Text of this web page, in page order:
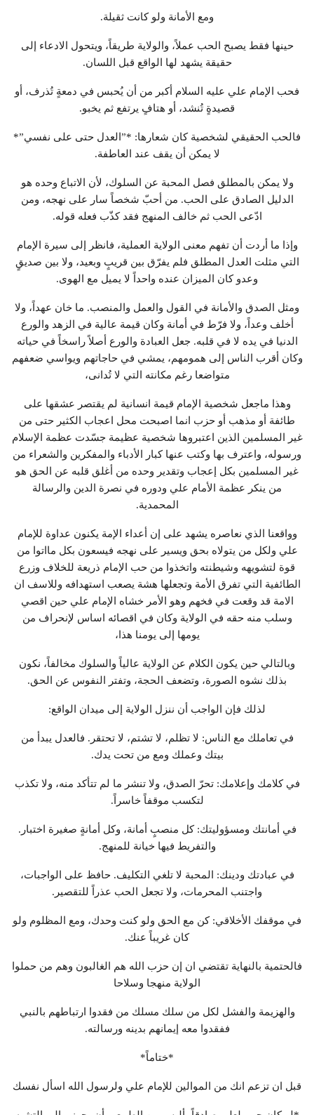
ومع الأمانة ولو كانت ثقيلة.
حينها فقط يصبح الحب عملاً، والولاية طريقاً، ويتحول الادعاء إلى
حقيقة يشهد لها الواقع قبل اللسان.
فحب الإمام علي عليه السلام أكبر من أن يُحبس في دمعةٍ تُذرف، أو
قصيدةٍ تُنشد، أو هتافٍ يرتفع ثم يخبو.
فالحب الحقيقي لشخصية كان شعارها: *”العدل حتى على نفسي”*
لا يمكن أن يقف عند العاطفة.
ولا يمكن بالمطلق فصل المحبة عن السلوك، لأن الاتباع وحده هو
الدليل الصادق على الحب. من أحبّ شخصاً سار على نهجه، ومن
ادّعى الحب ثم خالف المنهج فقد كذّب فعله قوله.
وإذا ما أردت أن تفهم معنى الولاية العملية، فانظر إلى سيرة الإمام
التي مثلت العدل المطلق فلم يفرّق بين قريبٍ وبعيد، ولا بين صديقٍ
وعدو كان الميزان عنده واحداً لا يميل مع الهوى.
ومثل الصدق والأمانة في القول والعمل والمنصب. ما خان عهداً، ولا
أخلف وعداً، ولا فرّط في أمانة وكان قيمة عالية في الزهد والورع
الدنيا في يده لا في قلبه. جعل العبادة والورع أصلاً راسخاً في حياته
وكان أقرب الناس إلى همومهم، يمشي في حاجاتهم ويواسي ضعفهم
متواضعا رغم مكانته التي لا تُدانى،
وهذا ماجعل شخصية الإمام قيمة انسانية لم يقتصر عشقها على
طائفة أو مذهب أو حزب انما اصبحت محل اعجاب الكثير حتى من
غير المسلمين الذين اعتبروها شخصية عظيمة جسّدت عظمة الإسلام
ورسوله، واعترف بها وكتب عنها كبار الأدباء والمفكرين والشعراء من
غير المسلمين بكل إعجاب وتقدير وحده من أغلق قلبه عن الحق هو
من ينكر عظمة الأمام علي ودوره في نصرة الدين والرسالة
المحمدية.
وواقعنا الذي نعاصره يشهد على إن أعداء الإمة يكنون عداوة للإمام
علي ولكل من يتولاه بحق ويسير على نهجه فيسعون بكل مااتوا من
قوة لتشويهه وشيطنته واتخذوا من حب الإمام ذريعة للخلاف وزرع
الطائفية التي تفرق الأمة وتجعلها هشة يصعب استهدافه وللاسف ان
الامة قد وقعت في فخهم وهو الأمر خشاه الإمام علي حين اقصي
وسلب منه حقه في الولاية وكان في اقصائه اساس لإنحراف من
يومها إلى يومنا هذا،
وبالتالي حين يكون الكلام عن الولاية عالياً والسلوك مخالفاً، نكون
بذلك نشوه الصورة، وتضعف الحجة، وتفتر النفوس عن الحق.
لذلك فإن الواجب أن ننزل الولاية إلى ميدان الواقع:
في تعاملك مع الناس: لا تظلم، لا تشتم، لا تحتقر. فالعدل يبدأ من
بيتك وعملك ومع من تحت يدك.
في كلامك وإعلامك: تحرّ الصدق، ولا تنشر ما لم تتأكد منه، ولا تكذب
لتكسب موقفاً خاسراً.
في أمانتك ومسؤوليتك: كل منصبٍ أمانة، وكل أمانةٍ صغيرة اختبار.
والتفريط فيها خيانة للمنهج.
في عبادتك ودينك: المحبة لا تلغي التكليف. حافظ على الواجبات،
واجتنب المحرمات، ولا تجعل الحب عذراً للتقصير.
في موقفك الأخلاقي: كن مع الحق ولو كنت وحدك، ومع المظلوم ولو
كان غريباً عنك.
فالحتمية بالنهاية تقتضي ان إن حزب الله هم الغالبون وهم من حملوا
الولاية منهجا وسلاحا
والهزيمة والفشل لكل من سلك مسلك من فقدوا ارتباطهم بالنبي
ففقدوا معه إيمانهم بدينه ورسالته.
*ختاماً*
قبل ان تزعم انك من الموالين للإمام علي ولرسول الله اسأل نفسك